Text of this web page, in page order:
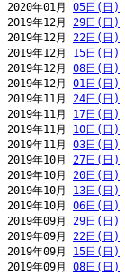
2020年01月 05日(日)
2019年12月 29日(日)
2019年12月 22日(日)
2019年12月 15日(日)
2019年12月 08日(日)
2019年12月 01日(日)
2019年11月 24日(日)
2019年11月 17日(日)
2019年11月 10日(日)
2019年11月 03日(日)
2019年10月 27日(日)
2019年10月 20日(日)
2019年10月 13日(日)
2019年10月 06日(日)
2019年09月 29日(日)
2019年09月 22日(日)
2019年09月 15日(日)
2019年09月 08日(日)